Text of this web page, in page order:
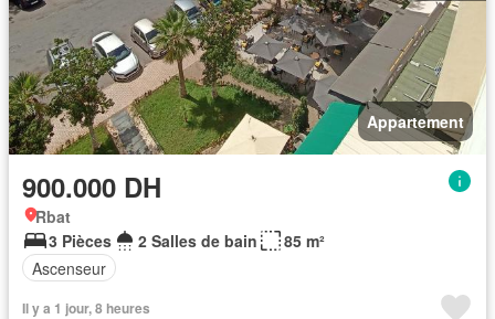
Appartement
900.000 DH
Rbat
3 Pièces
2 Salles de bain
85 m²
Ascenseur
Il y a 1 jour, 8 heures